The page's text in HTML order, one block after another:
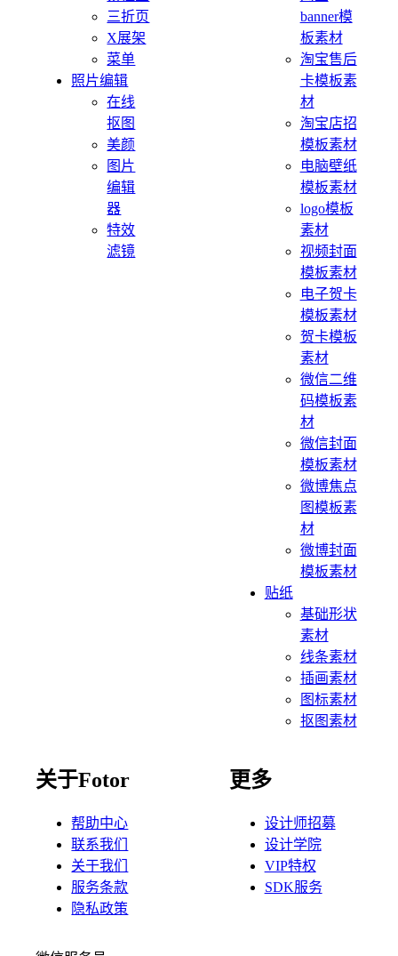
三折页
X展架
菜单
照片编辑
在线
抠图
美颜
图片
编辑
器
特效
滤镜
banner模
板素材
淘宝售后
卡模板素
材
淘宝店招
模板素材
电脑壁纸
模板素材
logo模板
素材
视频封面
模板素材
电子贺卡
模板素材
贺卡模板
素材
微信二维
码模板素
材
微信封面
模板素材
微博焦点
图模板素
材
微博封面
模板素材
贴纸
基础形状
素材
线条素材
插画素材
图标素材
抠图素材
关于Fotor
帮助中心
联系我们
关于我们
服务条款
隐私政策
更多
设计师招募
设计学院
VIP特权
SDK服务